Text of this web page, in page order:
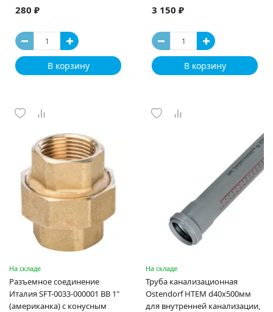
280 ₽
В корзину
3 150 ₽
В корзину
На складе
Разъемное соединение
Италия SFT-0033-000001 ВВ 1"
(американка) с конусным
На складе
Труба канализационная
Ostendorf HTEM d40x500мм
для внутренней канализации,